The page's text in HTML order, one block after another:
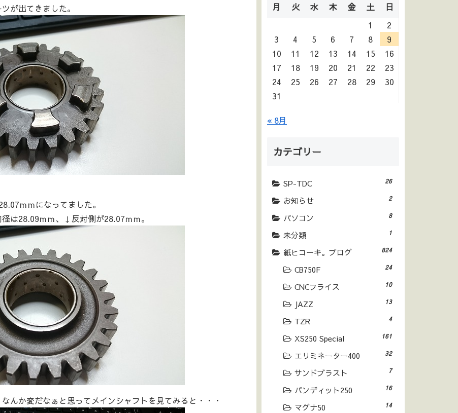
が出てきました。
ｍｍになってました。
は28.09ｍｍ、↓反対側が28.07ｍｍ。
んか変だなぁと思ってメインシャフトを見てみると・・・
月
火 水 木 金 土
日
1
2
3
4 5 6 7 8
9
10
11 12 13 14 15
16
17
18 19 20 21 22
23
24
25 26 27 28 29
30
31
« 8月
カテゴリー
SP-TDC 26
お知らせ 2
パソコン 8
未分類 1
紙ヒコーキ。ブログ 824
CB750F 24
CNCフライス 10
JAZZ 13
TZR 4
XS250 Special 161
エリミネーター400 32
サンドブラスト 7
バンディット250 16
マグナ50 14